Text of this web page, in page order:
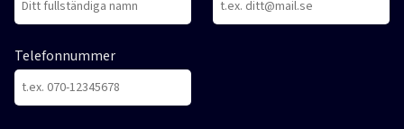
Telefonnummer